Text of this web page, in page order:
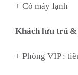
+ Có máy lạnh
Khách lưu trú &
+ Phòng VIP :